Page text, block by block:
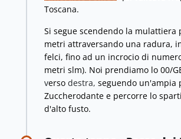
Toscana.
Si segue scendendo la mulattiera
metri attraversando una radura,
felci, fino ad un incrocio di
metri slm). Noi prendiamo lo 00/
verso destra, seguendo un'ampia
Zuccherodante e percorre lo
d'alto fusto.